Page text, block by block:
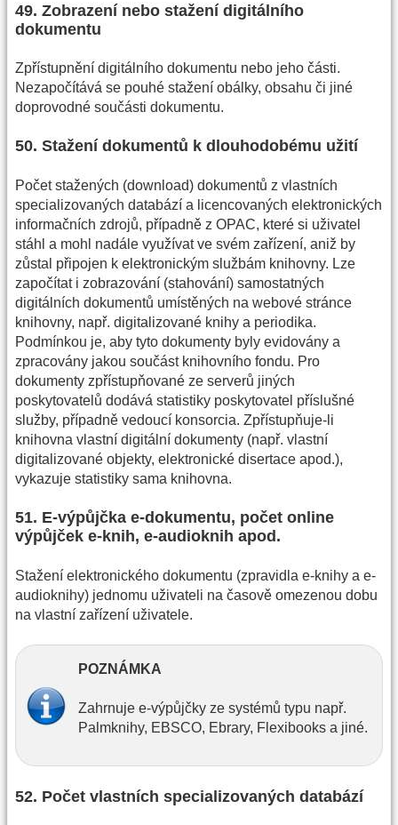
49. Zobrazení nebo stažení digitálního
dokumentu
Zpřístupnění digitálního dokumentu nebo jeho části.
Nezapočítává se pouhé stažení obálky, obsahu či jiné
doprovodné součásti dokumentu.
50. Stažení dokumentů k dlouhodobému užití
Počet stažených (download) dokumentů z vlastních
specializovaných databází a licencovaných elektronických
informačních zdrojů, případně z OPAC, které si uživatel
stáhl a mohl nadále využívat ve svém zařízení, aniž by
zůstal připojen k elektronickým službám knihovny. Lze
započítat i zobrazování (stahování) samostatných
digitálních dokumentů umístěných na webové stránce
knihovny, např. digitalizované knihy a periodika.
Podmínkou je, aby tyto dokumenty byly evidovány a
zpracovány jakou součást knihovního fondu. Pro
dokumenty zpřístupňované ze serverů jiných
poskytovatelů dodává statistiky poskytovatel příslušné
služby, případně vedoucí konsorcia. Zpřístupňuje-li
knihovna vlastní digitální dokumenty (např. vlastní
digitalizované objekty, elektronické disertace apod.),
vykazuje statistiky sama knihovna.
51. E-výpůjčka e-dokumentu, počet online
výpůjček e-knih, e-audioknih apod.
Stažení elektronického dokumentu (zpravidla e-knihy a e-
audioknihy) jednomu uživateli na časově omezenou dobu
na vlastní zařízení uživatele.
POZNÁMKA
Zahrnuje e-výpůjčky ze systémů typu např.
Palmknihy, EBSCO, Ebrary, Flexibooks a jiné.
52. Počet vlastních specializovaných databází